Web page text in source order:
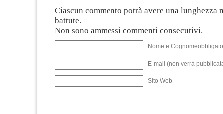
Ciascun commento potrà avere una lunghezza
battute.
Non sono ammessi commenti consecutivi.
Nome e
E-mail (non verrà
Sito Web